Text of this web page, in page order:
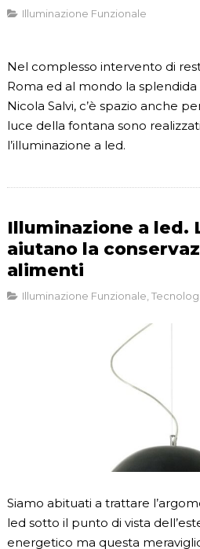
Illuminazione Funzionale
Nel complesso intervento di
Roma ed al mondo la
Nicola Salvi, c’è spazio anche
luce della fontana sono
l’illuminazione a led.
Illuminazione a led.
aiutano la
alimenti
Illuminazione Funzionale
Siamo abituati a trattare
led sotto il punto di vista
energetico ma questa